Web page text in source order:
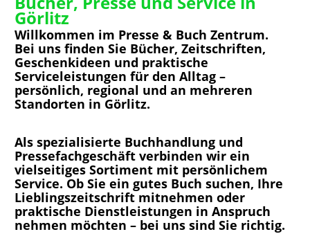
Görlitz
Willkommen im Presse & Buch Zentrum.
Bei uns finden Sie Bücher, Zeitschriften,
Geschenkideen und praktische
Serviceleistungen für den Alltag –
persönlich, regional und an mehreren
Standorten in Görlitz.
Als spezialisierte Buchhandlung und
Pressefachgeschäft verbinden wir ein
vielseitiges Sortiment mit persönlichem
Service. Ob Sie ein gutes Buch suchen, Ihre
Lieblingszeitschrift mitnehmen oder
praktische Dienstleistungen in Anspruch
nehmen möchten – bei uns sind Sie richtig.